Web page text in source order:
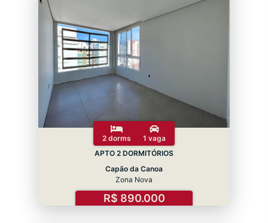
2 dorms
1 vaga
APTO 2 DORMITÓRIOS
Capão da Canoa
Zona Nova
R$ 890.000